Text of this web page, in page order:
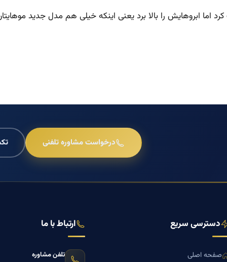
اما ابروهایش را بالا برد یعنی اینکه خیلی هم مدل جدید
درخواست مشاوره تلفنی
دسترسی سریع
صفحه اصلی
ارتباط با ما
تلفن مشاوره